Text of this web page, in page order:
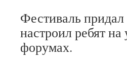
Фестиваль
настроил ребят
форумах.